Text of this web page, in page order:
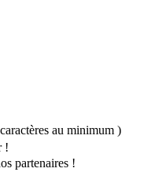
au minimum )
!
partenaires !